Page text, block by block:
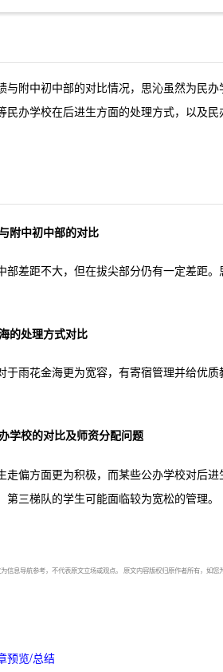
与附中初中部的对比情况，思沁虽然为民
民办学校在后进生方面的处理方式，以及
附中初中部的对比
部差距不大，但在拔尖部分仍有一定差距
的处理方式对比
于雨花金海更为宽容，有寄宿管理并给优
学校的对比及师资分配问题
走偏方面更为积极，而某些公办学校对后
三梯队的学生可能面临较为宽松的管理。
信息导航参考，不代表原文立场或观点。 原文内容版权归原作者所有，如
预览/总结